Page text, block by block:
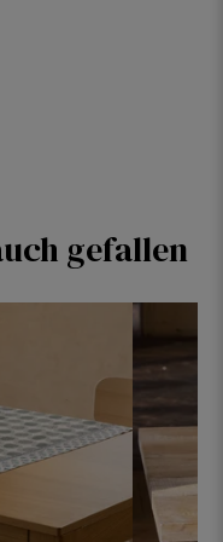
gefallen